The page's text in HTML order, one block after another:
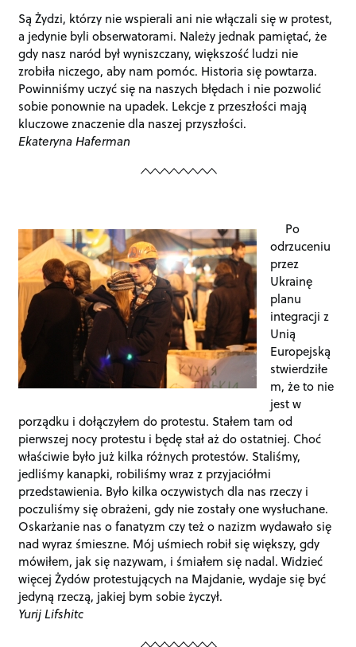
Są Żydzi, którzy nie wspierali ani nie włączali się w protest,
a jedynie byli obserwatorami. Należy jednak pamiętać, że
gdy nasz naród był wyniszczany, większość ludzi nie
zrobiła niczego, aby nam pomóc. Historia się powtarza.
Powinniśmy uczyć się na naszych błędach i nie pozwolić
sobie ponownie na upadek. Lekcje z przeszłości mają
kluczowe znaczenie dla naszej przyszłości.
Ekateryna Haferman
Po
odrzuceniu
przez
Ukrainę
planu
integracji z
Unią
Europejską
stwierdziłe
m, że to nie
jest w
porządku i dołączyłem do protestu. Stałem tam od
pierwszej nocy protestu i będę stał aż do ostatniej. Choć
właściwie było już kilka różnych protestów. Staliśmy,
jedliśmy kanapki, robiliśmy wraz z przyjaciółmi
przedstawienia. Było kilka oczywistych dla nas rzeczy i
poczuliśmy się obrażeni, gdy nie zostały one wysłuchane.
Oskarżanie nas o fanatyzm czy też o nazizm wydawało się
nad wyraz śmieszne. Mój uśmiech robił się większy, gdy
mówiłem, jak się nazywam, i śmiałem się nadal. Widzieć
więcej Żydów protestujących na Majdanie, wydaje się być
jedyną rzeczą, jakiej bym sobie życzył.
Yurij Lifshitc